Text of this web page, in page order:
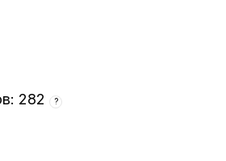
282 ?